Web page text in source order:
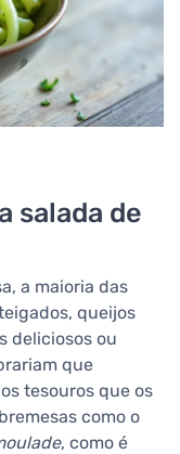
salada de
a maioria das
queijos
deliciosos ou
que
tesouros que os
como o
, como é